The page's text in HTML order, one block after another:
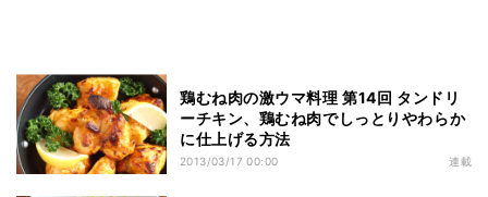
鶏むね肉の激ウマ料理 第14回 タンドリ
ーチキン、鶏むね肉でしっとりやわらか
に仕上げる方法
2013/03/17 00:00 連載